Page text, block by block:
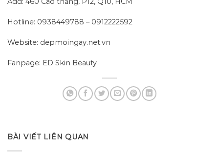
Hotline: 0938449788 – 0912222592
Website: depmoingay.net.vn
Fanpage: ED Skin Beauty
BÀI VIẾT LIÊN QUAN